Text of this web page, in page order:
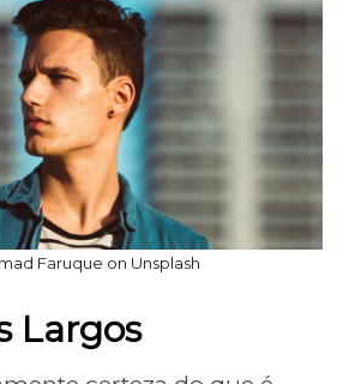
Faruque on Unsplash
Largos